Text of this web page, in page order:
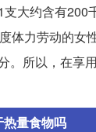
大约含有200
体力劳动的女
。所以，在享
量食物吗